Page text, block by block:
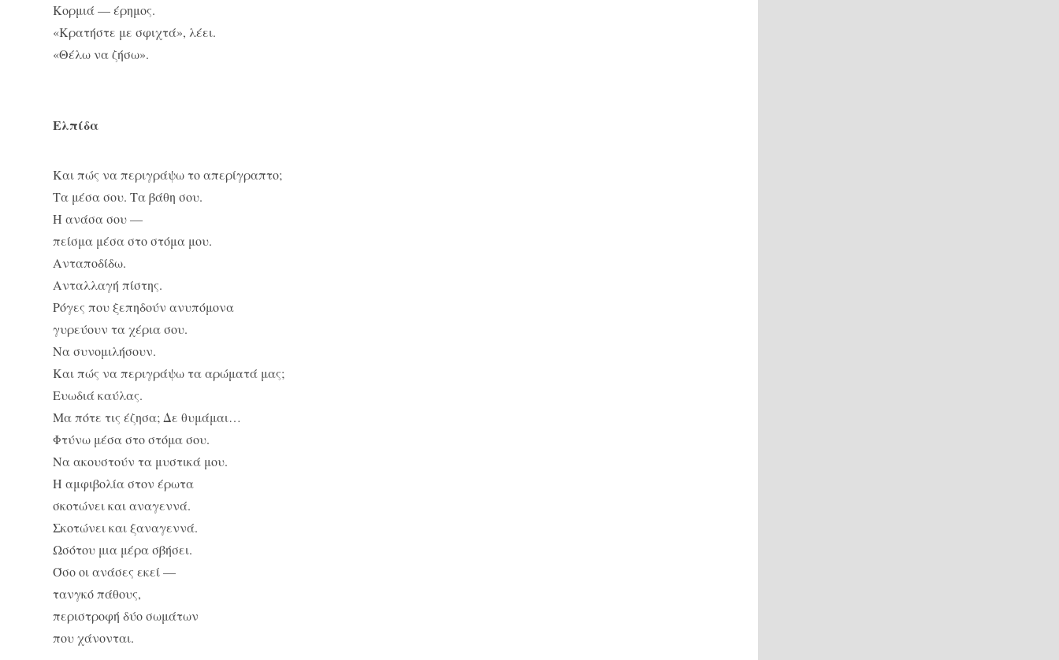
Κορμιά — έρημος.
«Κρατήστε με σφιχτά», λέει.
«Θέλω να ζήσω».
Ελπίδα
Και πώς να περιγράψω το απερίγραπτο;
Τα μέσα σου. Τα βάθη σου.
Η ανάσα σου —
πείσμα μέσα στο στόμα μου.
Ανταποδίδω.
Ανταλλαγή πίστης.
Ρόγες που ξεπηδούν ανυπόμονα
γυρεύουν τα χέρια σου.
Να συνομιλήσουν.
Και πώς να περιγράψω τα αρώματά μας;
Ευωδιά καύλας.
Μα πότε τις έζησα; Δε θυμάμαι…
Φτύνω μέσα στο στόμα σου.
Να ακουστούν τα μυστικά μου.
Η αμφιβολία στον έρωτα
σκοτώνει και αναγεννά.
Σκοτώνει και ξαναγεννά.
Ωσότου μια μέρα σβήσει.
Όσο οι ανάσες εκεί —
τανγκό πάθους,
περιστροφή δύο σωμάτων
που χάνονται.